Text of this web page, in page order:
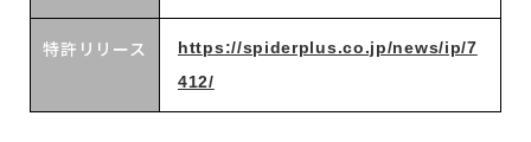
特許リリース
https://spiderplus.co.jp/news/ip/7
412/